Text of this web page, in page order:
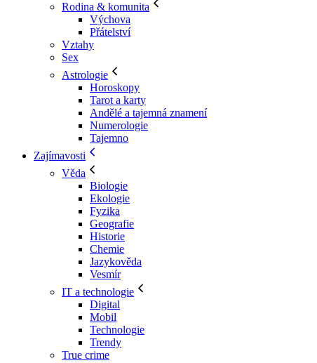
Rodina & komunita
Výchova
Přátelství
Vztahy
Sex
Astrologie
Horoskopy
Tarot a karty
Andělé a tajemná znamení
Numerologie
Tajemno
Zajímavosti
Věda
Biologie
Ekologie
Fyzika
Geografie
Historie
Chemie
Jazykověda
Vesmír
IT a technologie
Digital
Mobil
Technologie
Trendy
True crime